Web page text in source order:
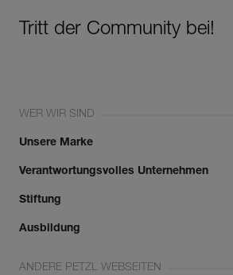
Tritt der Community bei!
WER WIR SIND
Unsere Marke
Verantwortungsvolles Unternehmen
Stiftung
Ausbildung
ANDERE PETZL WEBSEITEN